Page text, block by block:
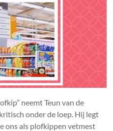
neemt Teun van de
onder de loep. Hij legt
ons als plofkippen vetmest